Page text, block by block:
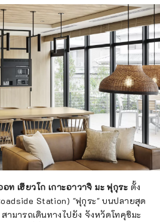
ท เฮียวโก เกาะอาวาจิ มะ ฟุกุระ ตั้ง
Station) "ฟุกุระ" บนปลายสุด
ามารถเดินทางไปยัง จังหวัดโทคุชิมะ